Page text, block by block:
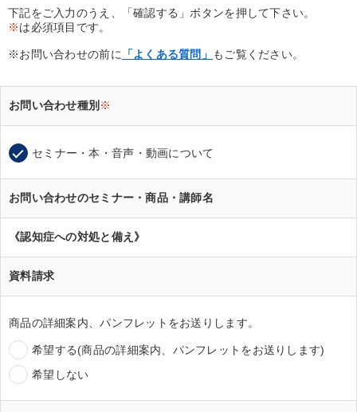
下記をご入力のうえ、「確認する」ボタンを押して下さい。
※は必須項目です。
※お問い合わせの前に 「よくある質問」 もご覧ください。
お問い合わせ種別 ※
セミナー・本・音声・動画について
お問い合わせのセミナー・商品・講師名
《認知症への対処と備え》
資料請求
商品の詳細案内、パンフレットをお送りします。
希望する(商品の詳細案内、パンフレットをお送りします)
希望しない